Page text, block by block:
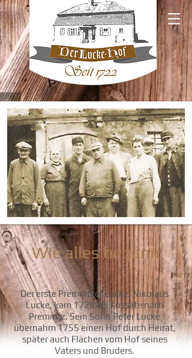
Wie alles begann
Der erste Premnitzer Lucke, Nikolaus
Lucke, kam 1728 als Kossäte nach
Premnitz. Sein Sohn Peter Lucke
übernahm 1755 einen Hof durch Heirat,
später auch Flächen vom Hof seines
Vaters und Bruders.